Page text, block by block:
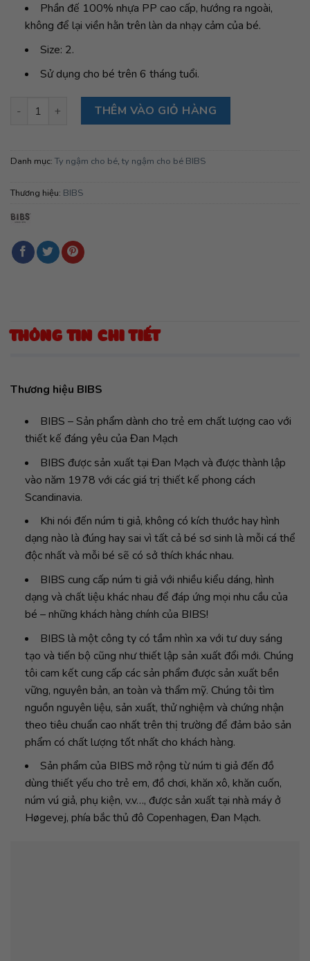
Phần đế 100% nhựa PP cao cấp, hướng ra ngoài,
không để lại viền hằn trên làn da nhạy cảm của bé.
Size: 2.
Sử dụng cho bé trên 6 tháng tuổi.
Ty ngậm núm tròn cao su tự nhiên BIBS Boheme Latex Size
THÊM VÀO GIỎ HÀNG
Danh mục: Ty ngậm cho bé, ty ngậm cho bé BIBS
Thương hiệu: BIBS
THÔNG TIN CHI TIẾT
Thương hiệu BIBS
BIBS – Sản phẩm dành cho trẻ em chất lượng cao với
thiết kế đáng yêu của Đan Mạch
BIBS được sản xuất tại Đan Mạch và được thành lập
vào năm 1978 với các giá trị thiết kế phong cách
Scandinavia.
Khi nói đến núm ti giả, không có kích thước hay hình
dạng nào là đúng hay sai vì tất cả bé sơ sinh là mỗi cá thể
độc nhất và mỗi bé sẽ có sở thích khác nhau.
BIBS cung cấp núm ti giả với nhiều kiểu dáng, hình
dạng và chất liệu khác nhau để đáp ứng mọi nhu cầu của
bé – những khách hàng chính của BIBS!
BIBS là một công ty có tầm nhìn xa với tư duy sáng
tạo và tiến bộ cũng như thiết lập sản xuất đổi mới. Chúng
tôi cam kết cung cấp các sản phẩm được sản xuất bền
vững, nguyên bản, an toàn và thẩm mỹ. Chúng tôi tìm
nguồn nguyên liệu, sản xuất, thử nghiệm và chứng nhận
theo tiêu chuẩn cao nhất trên thị trường để đảm bảo sản
phẩm có chất lượng tốt nhất cho khách hàng.
Sản phẩm của BIBS mở rộng từ núm ti giả đến đồ
dùng thiết yếu cho trẻ em, đồ chơi, khăn xô, khăn cuốn,
núm vú giả, phụ kiện, v.v…, được sản xuất tại nhà máy ở
Høgevej, phía bắc thủ đô Copenhagen, Đan Mạch.